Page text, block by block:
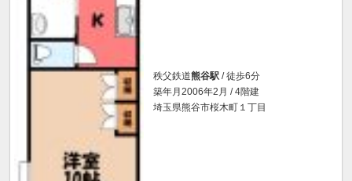
秩父鉄道熊谷駅 / 徒歩6分
築年月2006年2月 / 4階建
埼玉県熊谷市桜木町１丁目